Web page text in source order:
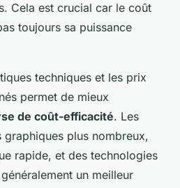
Cela est crucial car le coût
toujours sa puissance
techniques et les prix
permet de mieux
de coût-efficacité. Les
plus nombreux,
rapide, et des technologies
un meilleur